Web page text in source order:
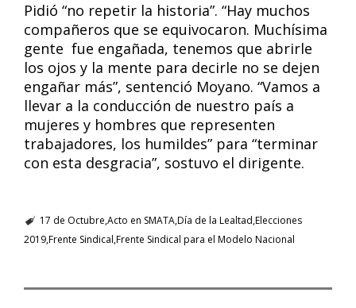
Pidió “no repetir la historia”. “Hay muchos
compañeros que se equivocaron. Muchísima
gente fue engañada, tenemos que abrirle
los ojos y la mente para decirle no se dejen
engañar más”, sentenció Moyano. “Vamos a
llevar a la conducción de nuestro país a
mujeres y hombres que representen
trabajadores, los humildes” para “terminar
con esta desgracia”, sostuvo el dirigente.
17 de Octubre Acto en SMATADía de la Lealtad Elecciones
2019Frente Sindical Frente Sindical para el Modelo Nacional